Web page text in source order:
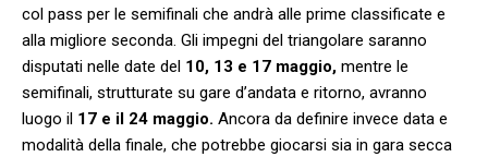
col pass per le semifinali che andrà alle prime classificate e
alla migliore seconda. Gli impegni del triangolare saranno
disputati nelle date del 10, 13 e 17 maggio, mentre le
semifinali, strutturate su gare d’andata e ritorno, avranno
luogo il 17 e il 24 maggio. Ancora da definire invece data e
modalità della finale, che potrebbe giocarsi sia in gara secca